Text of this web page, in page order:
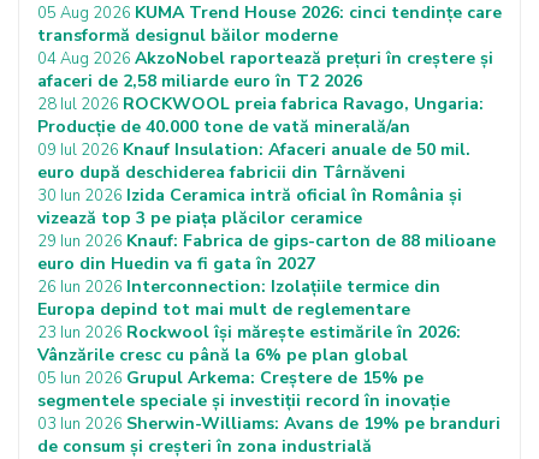
05 Aug 2026 KUMA Trend House 2026: cinci tendințe care
transformă designul băilor moderne
04 Aug 2026 AkzoNobel raportează prețuri în creștere și
afaceri de 2,58 miliarde euro în T2 2026
28 Iul 2026 ROCKWOOL preia fabrica Ravago, Ungaria:
Producție de 40.000 tone de vată minerală/an
09 Iul 2026 Knauf Insulation: Afaceri anuale de 50 mil.
euro după deschiderea fabricii din Târnăveni
30 Iun 2026 Izida Ceramica intră oficial în România și
vizează top 3 pe piața plăcilor ceramice
29 Iun 2026 Knauf: Fabrica de gips-carton de 88 milioane
euro din Huedin va fi gata în 2027
26 Iun 2026 Interconnection: Izolațiile termice din
Europa depind tot mai mult de reglementare
23 Iun 2026 Rockwool își mărește estimările în 2026:
Vânzările cresc cu până la 6% pe plan global
05 Iun 2026 Grupul Arkema: Creștere de 15% pe
segmentele speciale și investiții record în inovație
03 Iun 2026 Sherwin-Williams: Avans de 19% pe branduri
de consum și creșteri în zona industrială